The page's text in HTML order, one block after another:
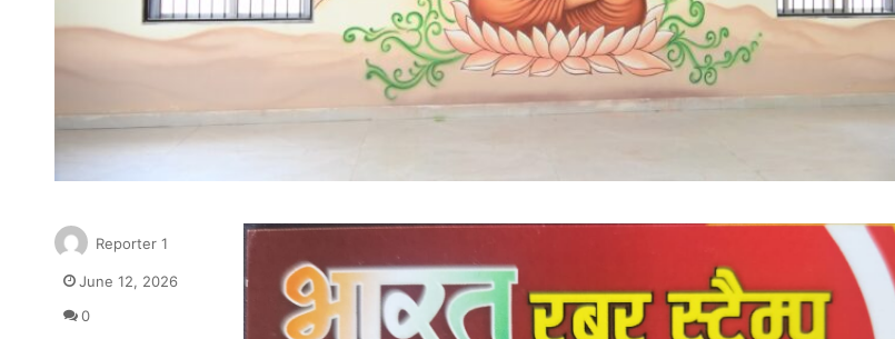
Reporter 1
June 12, 2026
0